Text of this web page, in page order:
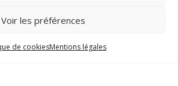
Voir les préférences
de cookiesMentions légales